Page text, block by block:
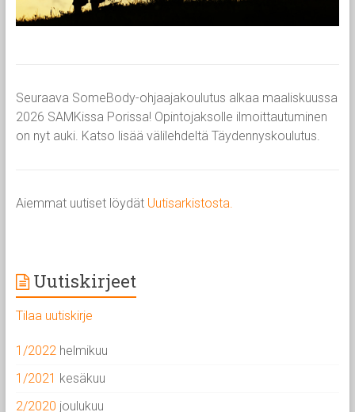
Seuraava SomeBody-ohjaajakoulutus alkaa maaliskuussa
2026 SAMKissa Porissa! Opintojaksolle ilmoittautuminen
on nyt auki. Katso lisää välilehdeltä Täydennyskoulutus.
Aiemmat uutiset löydät Uutisarkistosta.
Uutiskirjeet
Tilaa uutiskirje
1/2022helmikuu
1/2021 kesäkuu
2/2020 joulukuu